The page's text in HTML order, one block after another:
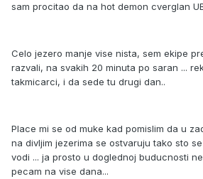
sam procitao da na hot demon cverglan
Celo jezero manje vise nista, sem ekipe
razvali, na svakih 20 minuta po saran ...
takmicarci, i da sede tu drugi dan..
Place mi se od muke kad pomislim da u
na divljim jezerima se ostvaruju tako sto
vodi ... ja prosto u doglednoj buducnosti
pecam na vise dana...